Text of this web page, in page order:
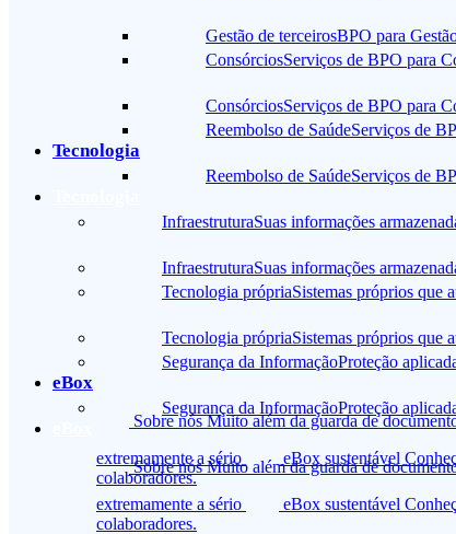
Gestão de terceirosBPO para
ConsórciosServiços de BPO para
Reembolso de SaúdeServiços de
InfraestruturaSuas informações
Tecnologia própriaSistemas próprios que
Segurança da InformaçãoProteção
Sobre nós Muito além da guarda de
extremamente a sério
eBox sustentável
colaboradores.
ConsórciosServiços de BPO para
Reembolso de SaúdeServiços de
Tecnologia
InfraestruturaSuas informações
Tecnologia própriaSistemas próprios que
Segurança da InformaçãoProteção
eBox
Sobre nós Muito além da guarda de
extremamente a sério
eBox sustentável
colaboradores.